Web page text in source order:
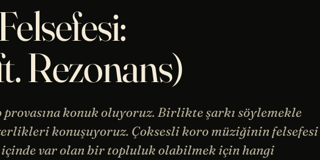
Rezonans)
provasına konuk oluyoruz. Birlikte şarkı söylemekle
konuşuyoruz. Çoksesli koro müziğinin felsefesi
var olan bir topluluk olabilmek için hangi